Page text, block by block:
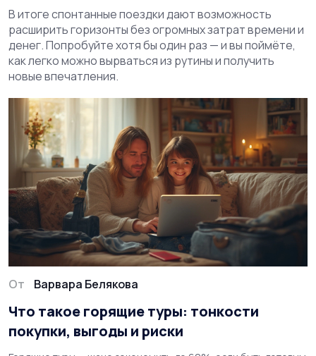
В итоге спонтанные поездки дают возможность
расширить горизонты без огромных затрат времени и
денег. Попробуйте хотя бы один раз — и вы поймёте,
как легко можно вырваться из рутины и получить
новые впечатления.
От Варвара Белякова
Что такое горящие туры: тонкости
покупки, выгоды и риски